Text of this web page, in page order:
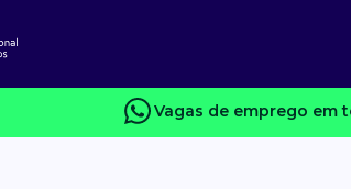
Vagas de emprego em